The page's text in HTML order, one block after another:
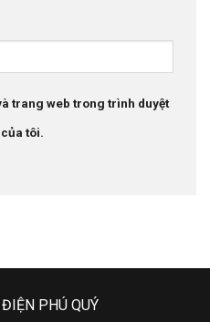
trang web trong trình duyệt
tôi.
PHÚ QUÝ